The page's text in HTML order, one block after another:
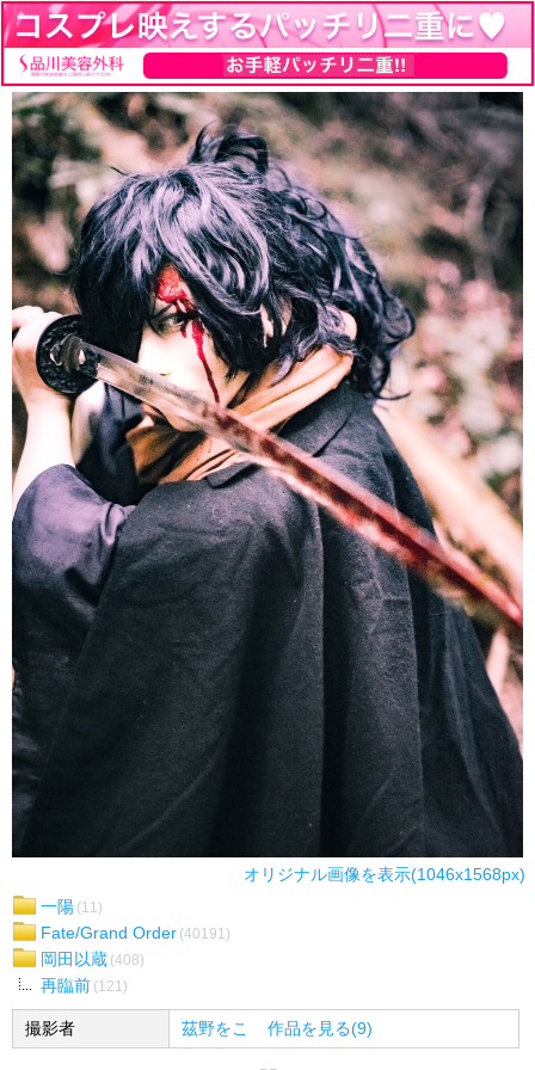
オリジナル画像を表示(1046x1568px)
一陽 (11)
Fate/Grand Order (40191)
岡田以蔵 (408)
再臨前 (121)
撮影者 茲野をこ 作品を見る(9)